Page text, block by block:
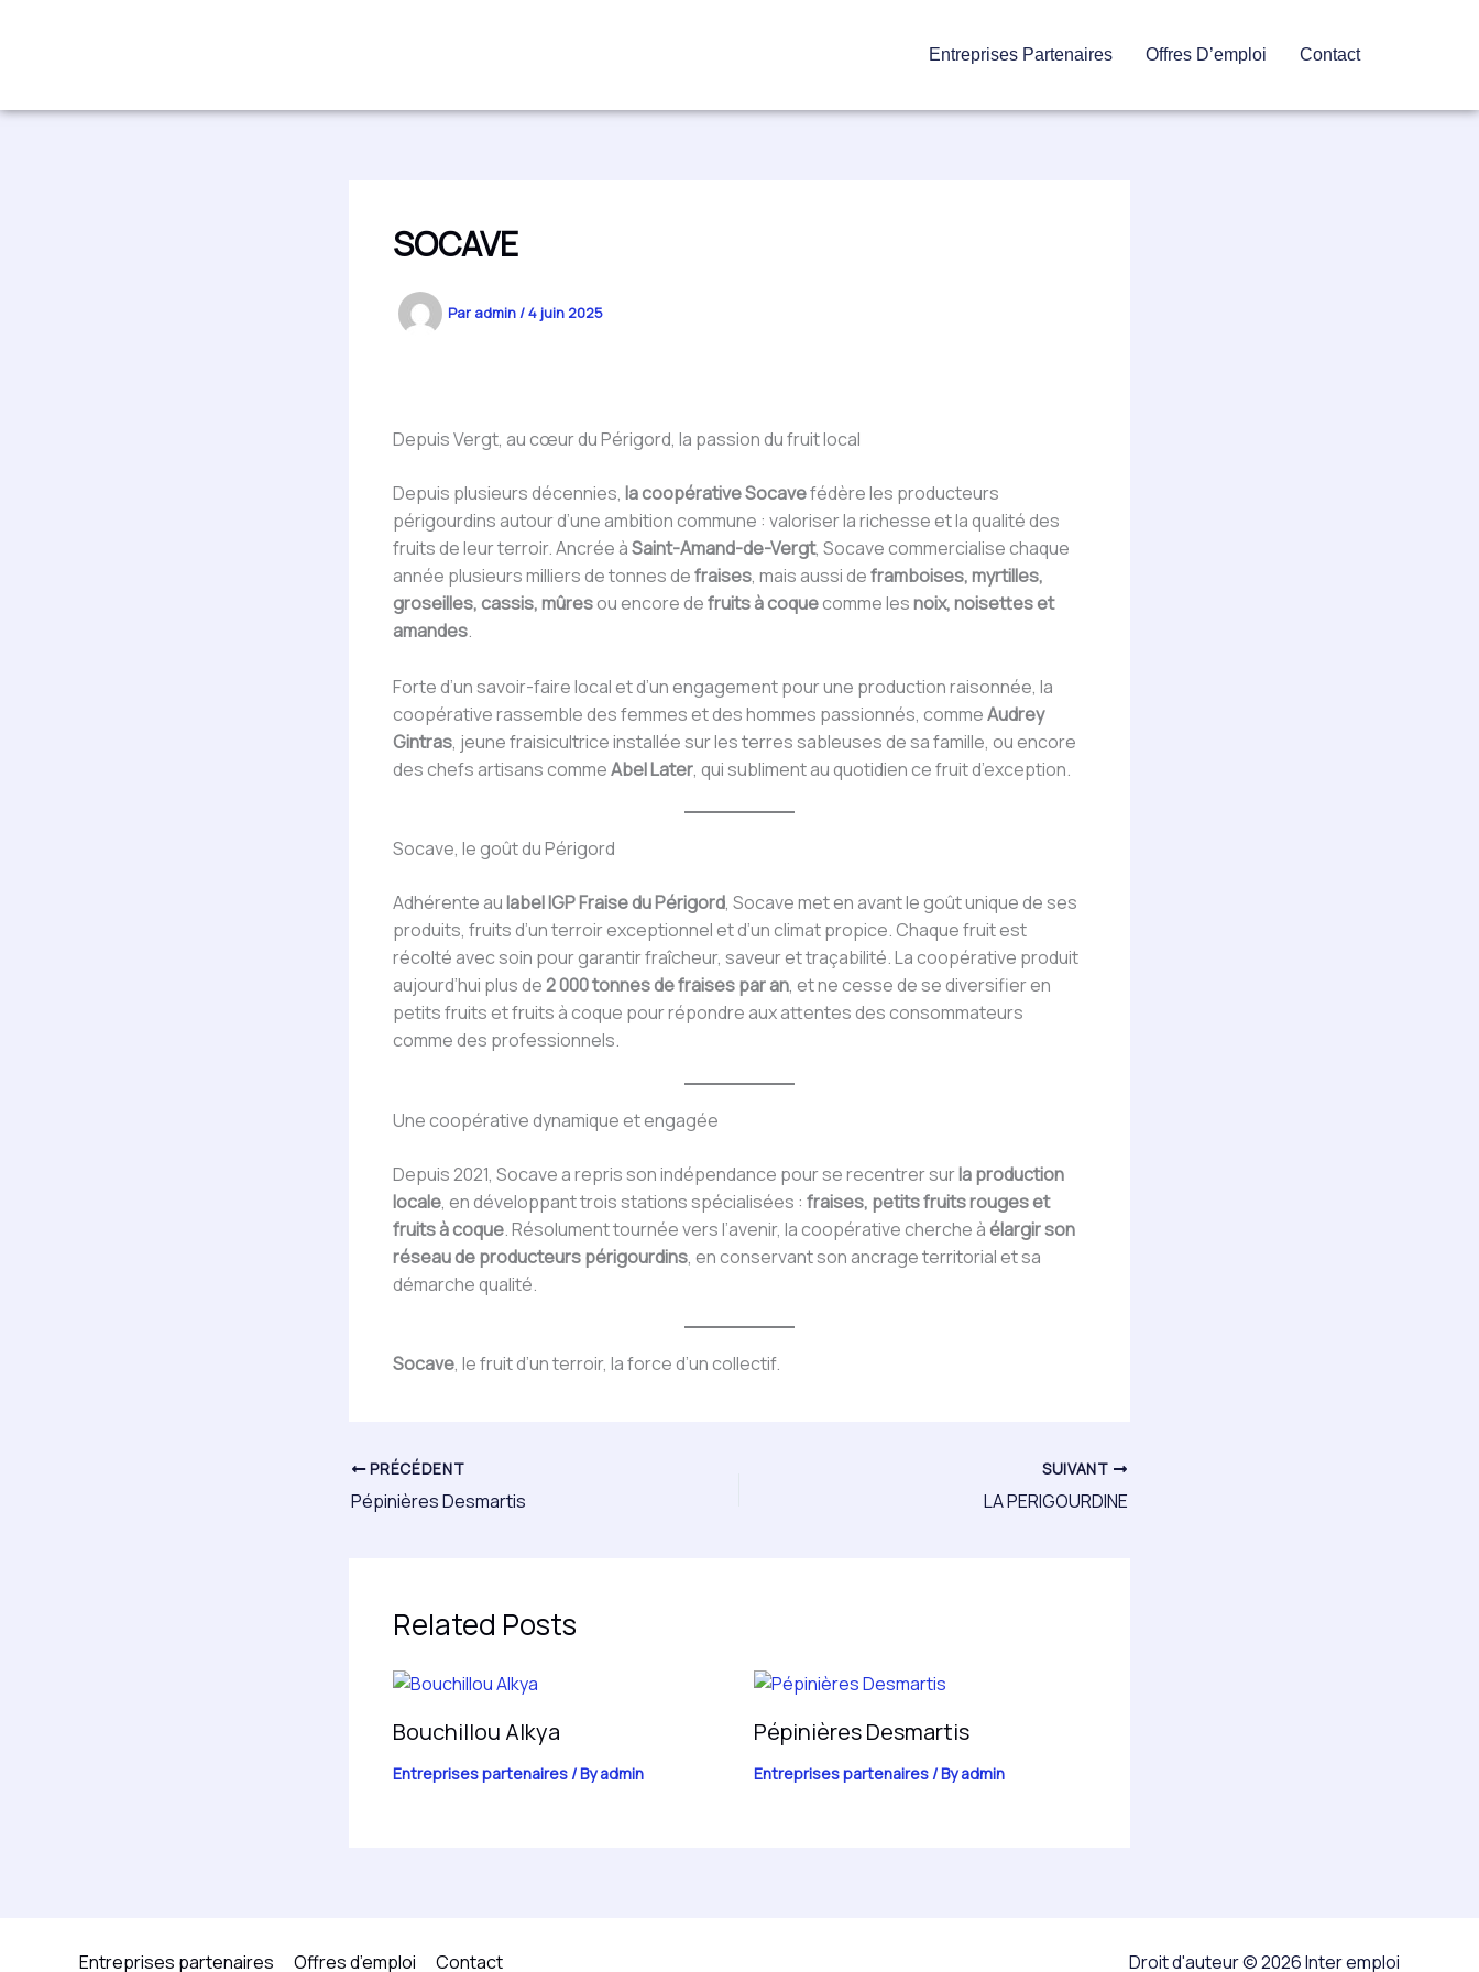
Entreprises Partenaires Offres D’emploi Contact
SOCAVE
Par admin /4 juin 2025
Depuis Vergt, au cœur du Périgord, la passion du fruit local
Depuis plusieurs décennies, la coopérative Socavefédère les producteurs
périgourdins autour d’une ambition commune : valoriser la richesse et la qualité des
fruits de leur terroir. Ancrée àSaint-Amand-de-Vergt, Socave commercialise chaque
année plusieurs milliers de tonnes defraises, mais aussi deframboises, myrtilles,
groseilles, cassis, mûresou encore defruits à coquecomme lesnoix, noisettes et
amandes.
Forte d’un savoir-faire local et d’un engagement pour une production raisonnée, la
coopérative rassemble des femmes et des hommes passionnés, commeAudrey
Gintras, jeune fraisicultrice installée sur les terres sableuses de sa famille, ou encore
des chefs artisans commeAbel Later, qui subliment au quotidien ce fruit d’exception.
Socave, le goût du Périgord
Adhérente aulabel IGP Fraise du Périgord, Socave met en avant le goût unique de ses
produits, fruits d’un terroir exceptionnel et d’un climat propice. Chaque fruit est
récolté avec soin pour garantir fraîcheur, saveur et traçabilité. La coopérative produit
aujourd’hui plus de2 000 tonnes de fraises par an, et ne cesse de se diversifier en
petits fruits et fruits à coque pour répondre aux attentes des consommateurs
comme des professionnels.
Une coopérative dynamique et engagée
Depuis 2021, Socave a repris son indépendance pour se recentrer surla production
locale, en développant trois stations spécialisées : fraises, petits fruits rouges et
fruits à coque. Résolument tournée vers l’avenir, la coopérative cherche à élargir son
réseau de producteurs périgourdins, en conservant son ancrage territorial et sa
démarche qualité.
Socave, le fruit d’un terroir, la force d’un collectif.
PRÉCÉDENT
Pépinières Desmartis
SUIVANT
LA PERIGOURDINE
Related Posts
Bouchillou Alkya
Entreprises partenaires / Byadmin
Pépinières Desmartis
Entreprises partenaires/ Byadmin
Entreprises partenaires Offres d’emploi Contact Droit d'auteur © 2026 Inter emploi